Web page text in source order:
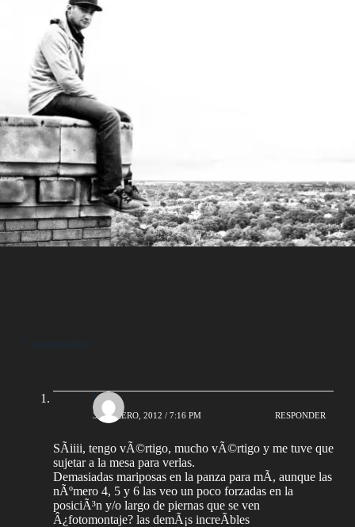
7 comentarios
Paula
3 FEBRERO, 2012 / 7:16 PM RESPONDER
SÃ­iiii, tengo vÃ©rtigo, mucho vÃ©rtigo y me tuve que
sujetar a la mesa para verlas.
Demasiadas mariposas en la panza para mÃ­, aunque las
nÃºmero 4, 5 y 6 las veo un poco forzadas en la
posiciÃ³n y/o largo de piernas que se ven
Â¿fotomontaje? las demÃ¡s increÃ­bles